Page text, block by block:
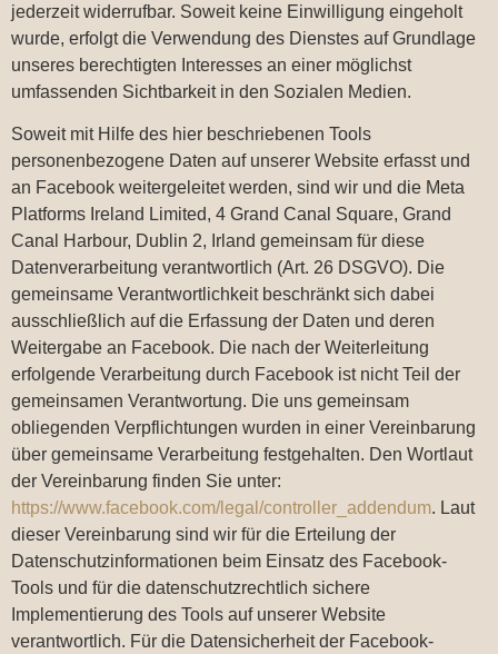
jederzeit widerrufbar. Soweit keine Einwilligung eingeholt
wurde, erfolgt die Verwendung des Dienstes auf Grundlage
unseres berechtigten Interesses an einer möglichst
umfassenden Sichtbarkeit in den Sozialen Medien.
Soweit mit Hilfe des hier beschriebenen Tools
personenbezogene Daten auf unserer Website erfasst und
an Facebook weitergeleitet werden, sind wir und die Meta
Platforms Ireland Limited, 4 Grand Canal Square, Grand
Canal Harbour, Dublin 2, Irland gemeinsam für diese
Datenverarbeitung verantwortlich (Art. 26 DSGVO). Die
gemeinsame Verantwortlichkeit beschränkt sich dabei
ausschließlich auf die Erfassung der Daten und deren
Weitergabe an Facebook. Die nach der Weiterleitung
erfolgende Verarbeitung durch Facebook ist nicht Teil der
gemeinsamen Verantwortung. Die uns gemeinsam
obliegenden Verpflichtungen wurden in einer Vereinbarung
über gemeinsame Verarbeitung festgehalten. Den Wortlaut
der Vereinbarung finden Sie unter:
https://www.facebook.com/legal/controller_addendum. Laut
dieser Vereinbarung sind wir für die Erteilung der
Datenschutzinformationen beim Einsatz des Facebook-
Tools und für die datenschutzrechtlich sichere
Implementierung des Tools auf unserer Website
verantwortlich. Für die Datensicherheit der Facebook-